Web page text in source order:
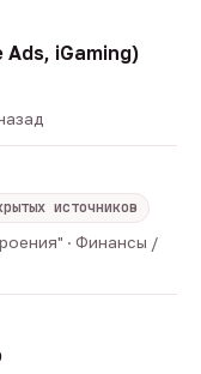
Ads, iGaming)
источников
· Финансы /